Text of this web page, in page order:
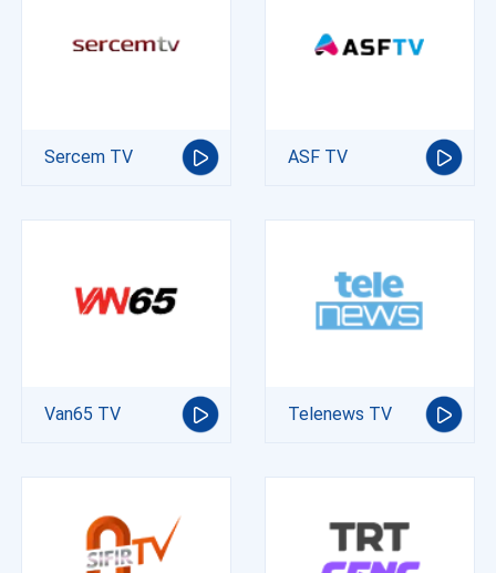
Sercem TV ASF TV
Van65 TV Telenews TV